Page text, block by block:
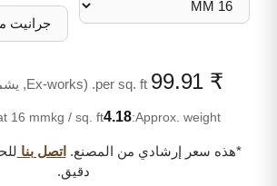
₹ 99.91 per sq. ft. (Ex-works, يشمل الضرائب)*
Approx. weight:
4.18
kg / sq. ft
16 mm
*هذه سعر إرشادي من المصنع. اتصل بنا
دقيق.